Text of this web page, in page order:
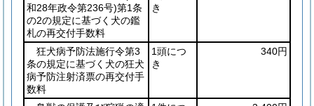
和28年政令第236号)第1条
の2の規定に基づく犬の鑑
札の再交付手数料
き
狂犬病予防法施行令第3
条の規定に基づく犬の狂犬
病予防注射済票の再交付手
数料
1頭につ
き
340円